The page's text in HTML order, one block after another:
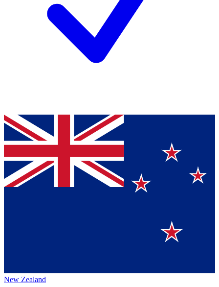
New Zealand